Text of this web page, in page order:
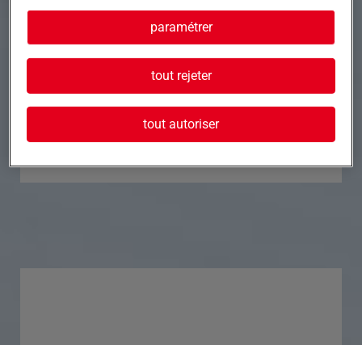
Postuler à cette offre
paramétrer
tout rejeter
tout autoriser